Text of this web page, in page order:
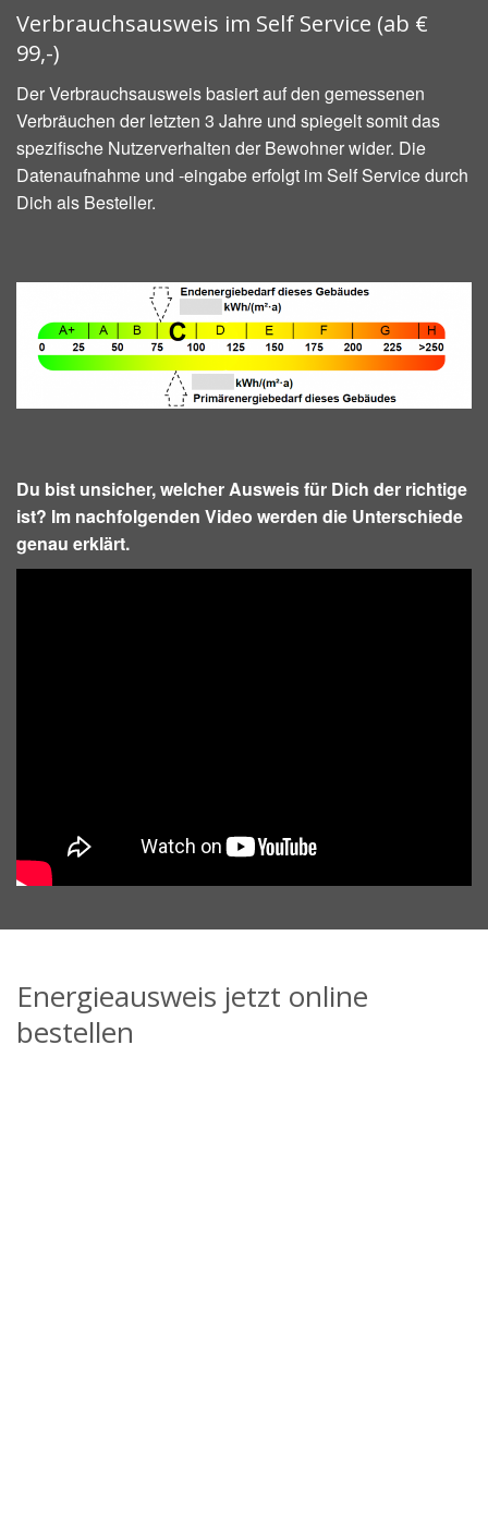
Verbrauchsausweis im Self Service (ab €
99,-)
Der Verbrauchsausweis basiert auf den gemessenen
Verbräuchen der letzten 3 Jahre und spiegelt somit das
spezifische Nutzerverhalten der Bewohner wider. Die
Datenaufnahme und -eingabe erfolgt im Self Service durch
Dich als Besteller.
Du bist unsicher, welcher Ausweis für Dich der richtige
ist? Im nachfolgenden Video werden die Unterschiede
genau erklärt.
Energieausweis jetzt online
bestellen